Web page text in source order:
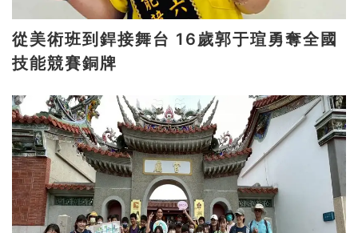
從美術班到銲接舞台 16歲郭于瑄勇奪全國
技能競賽銅牌